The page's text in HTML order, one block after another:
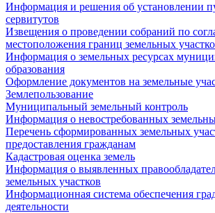
Информация и решения об установлении
сервитутов
Извещения о проведении собраний по
местоположения границ земельных
Информация о земельных ресурсах
образования
Оформление документов на земельные
Землепользование
Муниципальный земельный контроль
Информация о невостребованных
Перечень сформированных земельных
предоставления гражданам
Кадастровая оценка земель
Информация о выявленных
земельных участков
Информационная система обеспечения
деятельности